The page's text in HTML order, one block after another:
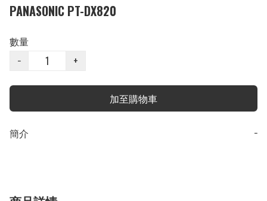
PANASONIC PT-DX820
數量
−
+
加至購物車
簡介 −